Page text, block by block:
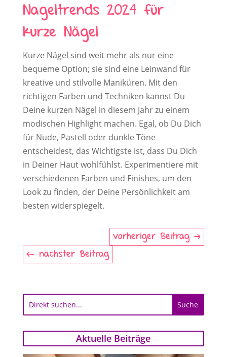
Nageltrends 2024 für
kurze Nägel
Kurze Nägel sind weit mehr als nur eine
bequeme Option; sie sind eine Leinwand für
kreative und stilvolle Maniküren. Mit den
richtigen Farben und Techniken kannst Du
Deine kurzen Nägel in diesem Jahr zu einem
modischen Highlight machen. Egal, ob Du Dich
für Nude, Pastell oder dunkle Töne
entscheidest, das Wichtigste ist, dass Du Dich
in Deiner Haut wohlfühlst. Experimentiere mit
verschiedenen Farben und Finishes, um den
Look zu finden, der Deine Persönlichkeit am
besten widerspiegelt.
vorheriger Beitrag
nächster Beitrag
Aktuelle Beiträge